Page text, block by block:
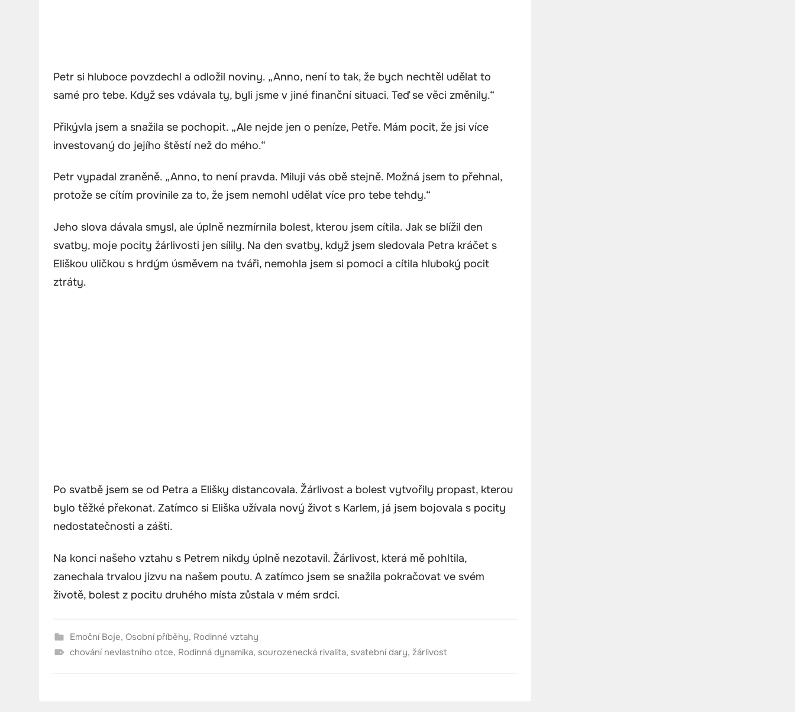
Petr si hluboce povzdechl a odložil noviny. „Anno, není to tak, že bych nechtěl udělat to
samé pro tebe. Když ses vdávala ty, byli jsme v jiné finanční situaci. Teď se věci změnily.“
Přikývla jsem a snažila se pochopit. „Ale nejde jen o peníze, Petře. Mám pocit, že jsi více
investovaný do jejího štěstí než do mého.“
Petr vypadal zraněně. „Anno, to není pravda. Miluji vás obě stejně. Možná jsem to přehnal,
protože se cítím provinile za to, že jsem nemohl udělat více pro tebe tehdy.“
Jeho slova dávala smysl, ale úplně nezmírnila bolest, kterou jsem cítila. Jak se blížil den
svatby, moje pocity žárlivosti jen sílily. Na den svatby, když jsem sledovala Petra kráčet s
Eliškou uličkou s hrdým úsměvem na tváři, nemohla jsem si pomoci a cítila hluboký pocit
ztráty.
Po svatbě jsem se od Petra a Elišky distancovala. Žárlivost a bolest vytvořily propast, kterou
bylo těžké překonat. Zatímco si Eliška užívala nový život s Karlem, já jsem bojovala s pocity
nedostatečnosti a zášti.
Na konci našeho vztahu s Petrem nikdy úplně nezotavil. Žárlivost, která mě pohltila,
zanechala trvalou jizvu na našem poutu. A zatímco jsem se snažila pokračovat ve svém
životě, bolest z pocitu druhého místa zůstala v mém srdci.
Emoční Boje, Osobní příběhy, Rodinné vztahy
chování nevlastního otce, Rodinná dynamika, sourozenecká rivalita, svatební dary, žárlivost